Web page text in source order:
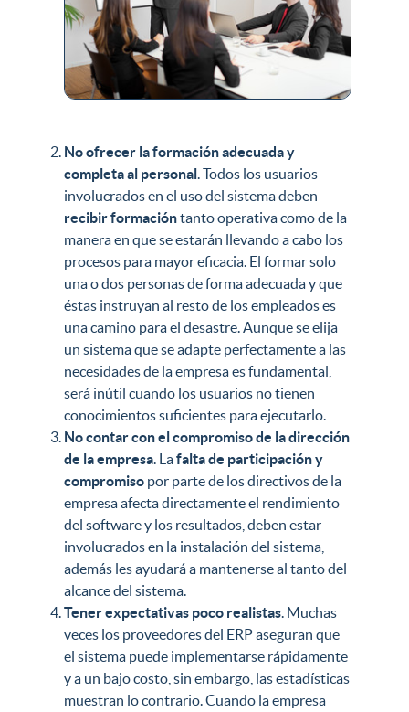
No ofrecer la formación adecuada y
completa al personal. Todos los usuarios
involucrados en el uso del sistema deben
recibir formacióntanto operativa como de la
manera en que se estarán llevando a cabo los
procesos para mayor eficacia. El formar solo
una o dos personas de forma adecuada y que
éstas instruyan al resto de los empleados es
una camino para el desastre. Aunque se elija
un sistema que se adapte perfectamente a las
necesidades de la empresa es fundamental,
será inútil cuando los usuarios no tienen
conocimientos suficientes para ejecutarlo.
No contar con el compromiso de la dirección
de la empresa. Lafalta de participación y
compromiso por parte de los directivos de la
empresa afecta directamente el rendimiento
del software y los resultados, deben estar
involucrados en la instalación del sistema,
además les ayudará a mantenerse al tanto del
alcance del sistema.
Tener expectativas poco realistas. Muchas
veces los proveedores del ERP aseguran que
el sistema puede implementarse rápidamente
y a un bajo costo, sin embargo, las estadísticas
muestran lo contrario. Cuando la empresa